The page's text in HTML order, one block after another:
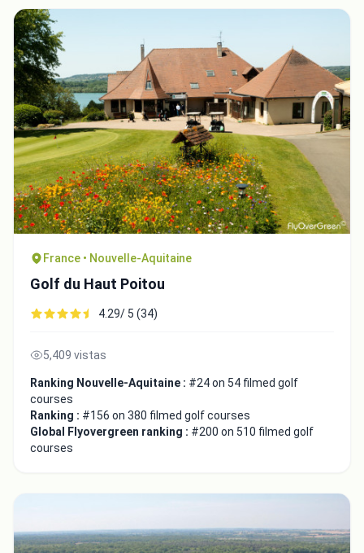
France • Nouvelle-Aquitaine
Golf du Haut Poitou
4.29/ 5 (34)
5,409 vistas
Ranking Nouvelle-Aquitaine : #24 on 54 filmed golf
courses
Ranking : #156 on 380 filmed golf courses
Global Flyovergreen ranking : #200 on 510 filmed golf
courses